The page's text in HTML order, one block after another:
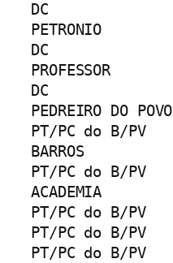
DC		27777	JUAREZ
PETRONIO
DC		27000	RUBINHO
PROFESSOR
DC		27557	TONY
PEDREIRO DO POVO
PT/PC do B/PV	13222	DANI
BARROS
PT/PC do B/PV	65123	FABY DA
ACADEMIA